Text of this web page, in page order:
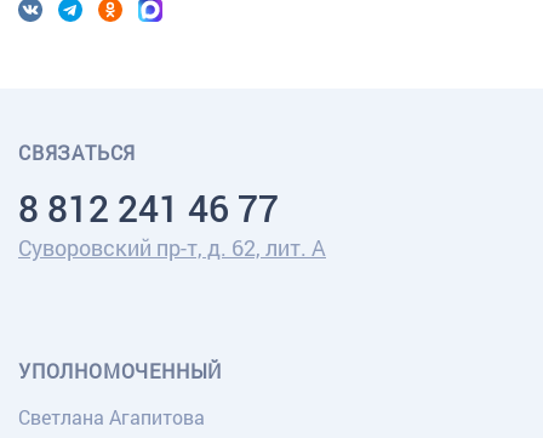
СВЯЗАТЬСЯ
8 812 241 46 77
Суворовский пр-т, д. 62, лит. А
УПОЛНОМОЧЕННЫЙ
Светлана Агапитова